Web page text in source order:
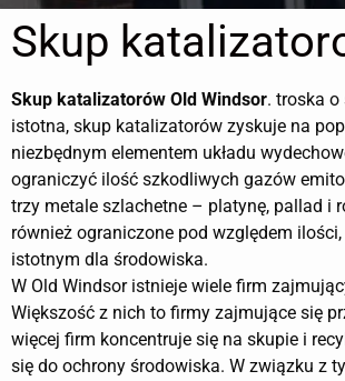
Skup
Skup katalizatorów Old Windsor. troska
istotna, skup katalizatorów zyskuje na
niezbędnym elementem układu
ograniczyć ilość szkodliwych gazów
trzy metale szlachetne – platynę, pallad i
również ograniczone pod względem
istotnym dla środowiska.
W Old Windsor istnieje wiele firm
Większość z nich to firmy zajmujące się
więcej firm koncentruje się na skupie i
się do ochrony środowiska. W związku z